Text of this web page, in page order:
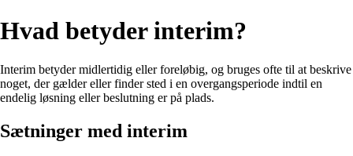
Hvad betyder interim?
Interim betyder midlertidig eller foreløbig, og bruges ofte til at beskrive
noget, der gælder eller finder sted i en overgangsperiode indtil en
endelig løsning eller beslutning er på plads.
Sætninger med interim